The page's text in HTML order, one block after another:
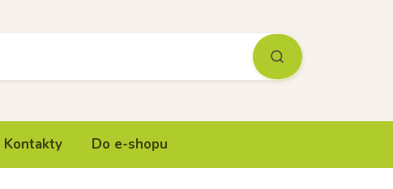
Kontakty Do e-shopu